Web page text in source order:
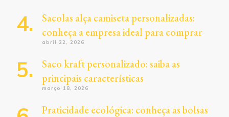
Sacolas alça camiseta personalizadas:
conheça a empresa ideal para comprar
abril 22, 2026
Saco kraft personalizado: saiba as
principais características
março 18, 2026
Praticidade ecológica: conheça as bolsas